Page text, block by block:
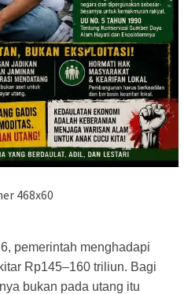
pemerintah menghadapi
Rp145–160 triliun. Bagi
bukan pada utang itu